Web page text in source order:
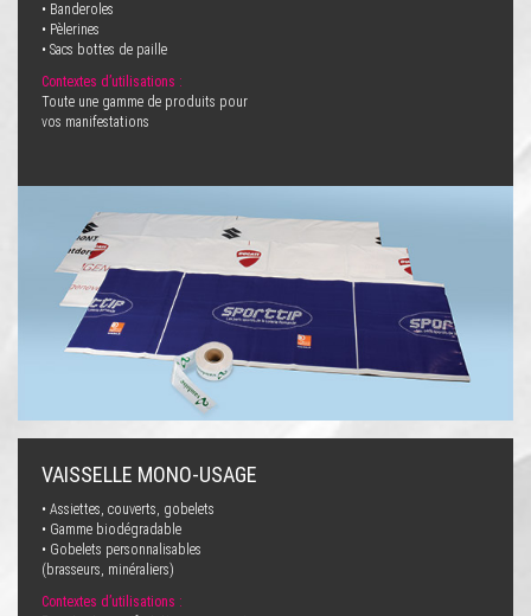
• Banderoles
• Pèlerines
• Sacs bottes de paille
Contextes d’utilisations :
Toute une gamme de produits pour
vos manifestations
VAISSELLE MONO-USAGE
• Assiettes, couverts, gobelets
• Gamme biodégradable
• Gobelets personnalisables
(brasseurs, minéraliers)
Contextes d’utilisations :